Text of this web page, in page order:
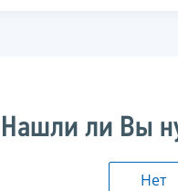
Нашли ли Вы
Нет